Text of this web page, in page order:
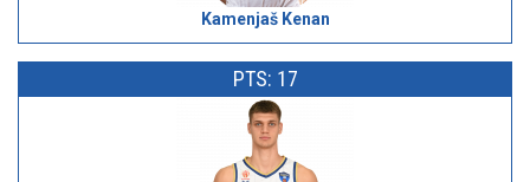
Kamenjaš Kenan
PTS: 17